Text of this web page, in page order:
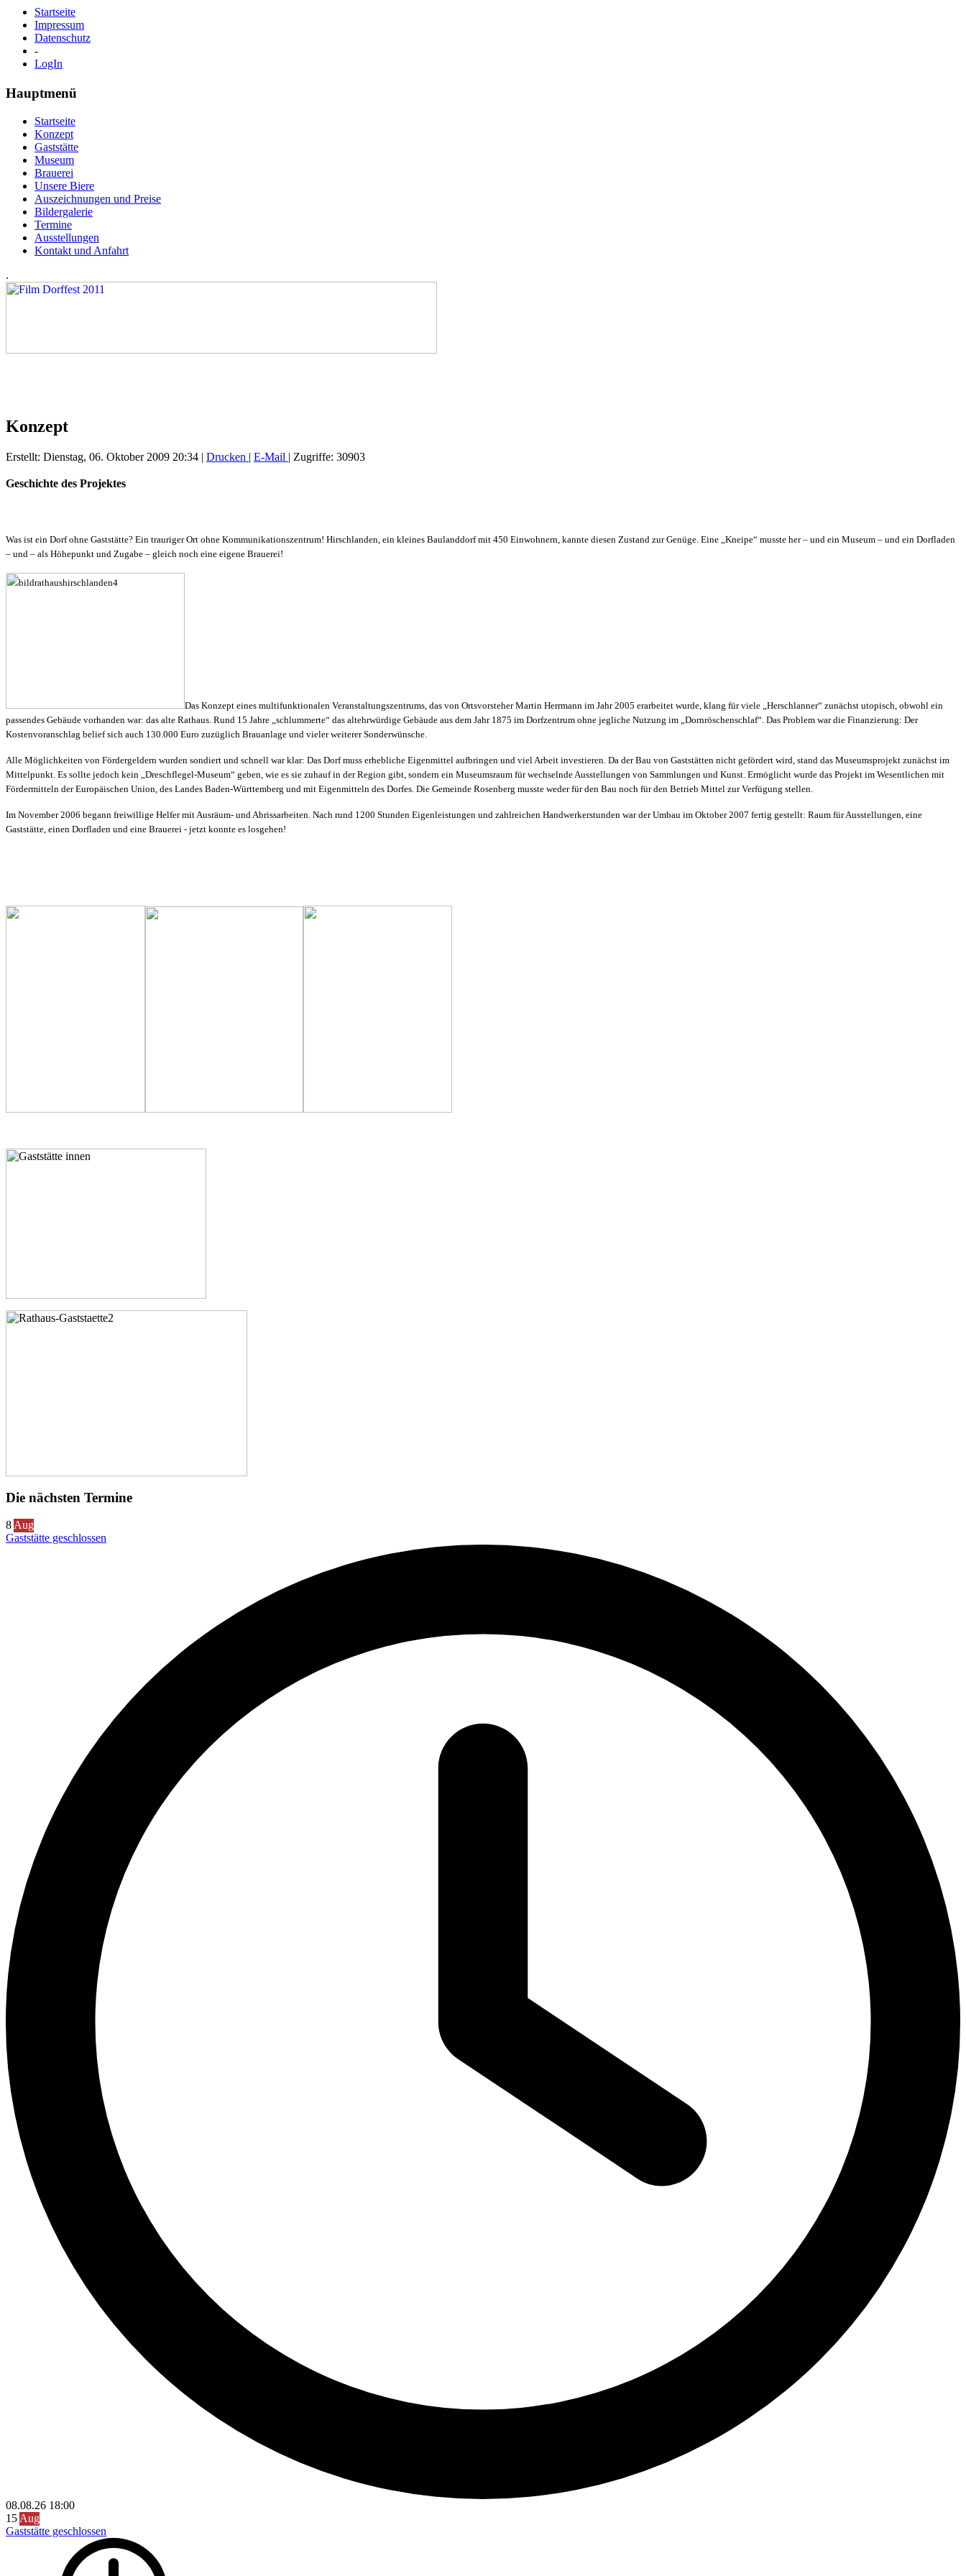
Startseite
Impressum
Datenschutz
-
LogIn
Hauptmenü
Startseite
Konzept
Gaststätte
Museum
Brauerei
Unsere Biere
Auszeichnungen und Preise
Bildergalerie
Termine
Ausstellungen
Kontakt und Anfahrt
.
Konzept
Erstellt: Dienstag, 06. Oktober 2009 20:34 | Drucken | E-Mail | Zugriffe: 30903
Geschichte des Projektes
Was ist ein Dorf ohne Gaststätte? Ein trauriger Ort ohne Kommunikationszentrum! Hirschlanden, ein kleines Baulanddorf mit 450 Einwohnern, kannte diesen Zustand zur Genüge. Eine „Kneipe“ musste her – und ein Museum – und ein Dorfladen
– und – als Höhepunkt und Zugabe – gleich noch eine eigene Brauerei!
Das Konzept eines multifunktionalen Veranstaltungszentrums, das von Ortsvorsteher Martin Herrmann im Jahr 2005 erarbeitet wurde, klang für viele „Herschlanner“ zunächst utopisch, obwohl ein
passendes Gebäude vorhanden war: das alte Rathaus. Rund 15 Jahre „schlummerte“ das altehrwürdige Gebäude aus dem Jahr 1875 im Dorfzentrum ohne jegliche Nutzung im „Dornröschenschlaf“. Das Problem war die Finanzierung: Der
Kostenvoranschlag belief sich auch 130.000 Euro zuzüglich Brauanlage und vieler weiterer Sonderwünsche.
Alle Möglichkeiten von Fördergeldern wurden sondiert und schnell war klar: Das Dorf muss erhebliche Eigenmittel aufbringen und viel Arbeit investieren. Da der Bau von Gaststätten nicht gefördert wird, stand das Museumsprojekt zunächst im
Mittelpunkt. Es sollte jedoch kein „Dreschflegel-Museum“ geben, wie es sie zuhauf in der Region gibt, sondern ein Museumsraum für wechselnde Ausstellungen von Sammlungen und Kunst. Ermöglicht wurde das Projekt im Wesentlichen mit
Fördermitteln der Europäischen Union, des Landes Baden-Württemberg und mit Eigenmitteln des Dorfes. Die Gemeinde Rosenberg musste weder für den Bau noch für den Betrieb Mittel zur Verfügung stellen.
Im November 2006 begann freiwillige Helfer mit Ausräum- und Abrissarbeiten. Nach rund 1200 Stunden Eigenleistungen und zahlreichen Handwerkerstunden war der Umbau im Oktober 2007 fertig gestellt: Raum für Ausstellungen, eine
Gaststätte, einen Dorfladen und eine Brauerei - jetzt konnte es losgehen!
Die nächsten Termine
8Aug
Gaststätte geschlossen
08.08.26 18:00
15Aug
Gaststätte geschlossen